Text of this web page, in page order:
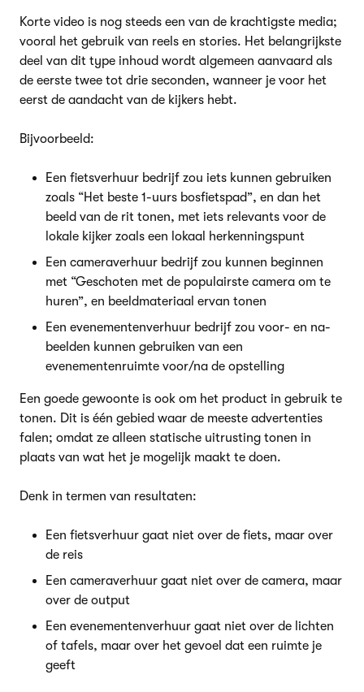
Korte video is nog steeds een van de krachtigste media;
vooral het gebruik van reels en stories. Het belangrijkste
deel van dit type inhoud wordt algemeen aanvaard als
de eerste twee tot drie seconden, wanneer je voor het
eerst de aandacht van de kijkers hebt.
Bijvoorbeeld:
Een fietsverhuur bedrijf zou iets kunnen gebruiken
zoals “Het beste 1-uurs bosfietspad”, en dan het
beeld van de rit tonen, met iets relevants voor de
lokale kijker zoals een lokaal herkenningspunt
Een cameraverhuur bedrijf zou kunnen beginnen
met “Geschoten met de populairste camera om te
huren”, en beeldmateriaal ervan tonen
Een evenementenverhuur bedrijf zou voor- en na-
beelden kunnen gebruiken van een
evenementenruimte voor/na de opstelling
Een goede gewoonte is ook om het product in gebruik te
tonen. Dit is één gebied waar de meeste advertenties
falen; omdat ze alleen statische uitrusting tonen in
plaats van wat het je mogelijk maakt te doen.
Denk in termen van resultaten:
Een fietsverhuur gaat niet over de fiets, maar over
de reis
Een cameraverhuur gaat niet over de camera, maar
over de output
Een evenementenverhuur gaat niet over de lichten
of tafels, maar over het gevoel dat een ruimte je
geeft